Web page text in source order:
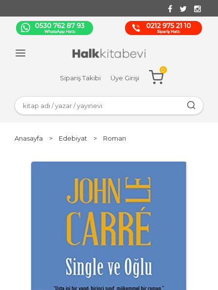
Sipariş Takibi Üye Girişi
0
Anasayfa > Edebiyat > Roman